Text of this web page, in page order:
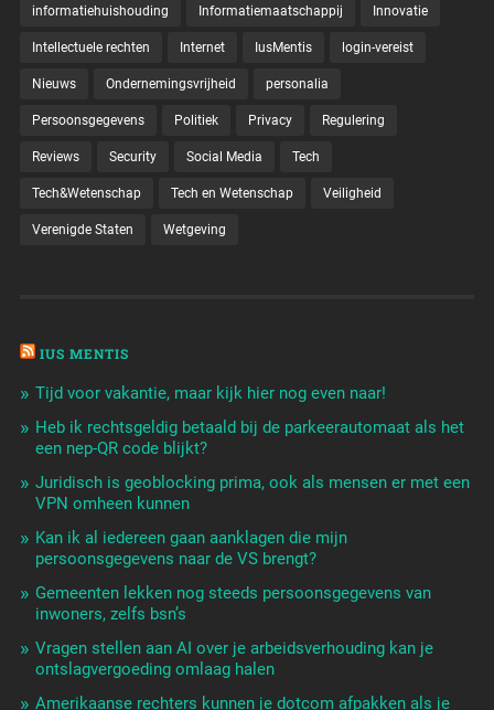
informatiehuishouding Informatiemaatschappij Innovatie
Intellectuele rechten Internet IusMentis login-vereist
Nieuws Ondernemingsvrijheid personalia
Persoonsgegevens Politiek Privacy Regulering
Reviews Security Social Media Tech
Tech&Wetenschap Tech en Wetenschap Veiligheid
Verenigde Staten Wetgeving
IUS MENTIS
Tijd voor vakantie, maar kijk hier nog even naar!
Heb ik rechtsgeldig betaald bij de parkeerautomaat als het
een nep-QR code blijkt?
Juridisch is geoblocking prima, ook als mensen er met een
VPN omheen kunnen
Kan ik al iedereen gaan aanklagen die mijn
persoonsgegevens naar de VS brengt?
Gemeenten lekken nog steeds persoonsgegevens van
inwoners, zelfs bsn’s
Vragen stellen aan AI over je arbeidsverhouding kan je
ontslagvergoeding omlaag halen
Amerikaanse rechters kunnen je dotcom afpakken als je